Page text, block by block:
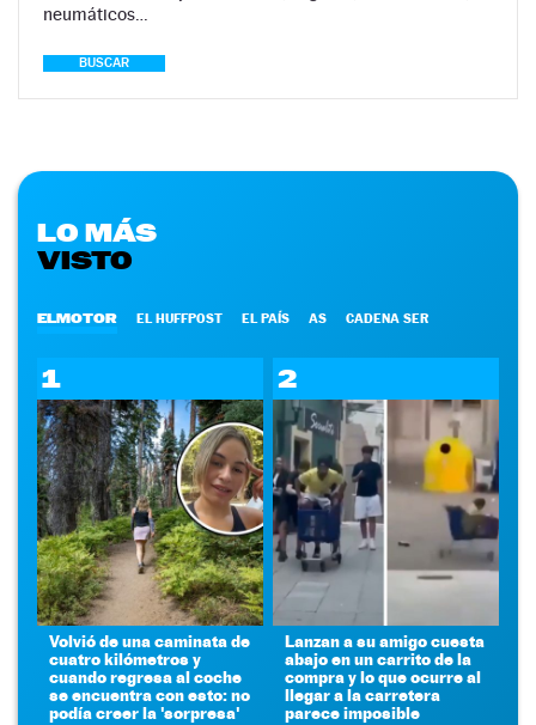
neumáticos…
BUSCAR
LO MÁS
VISTO
ELMOTOR EL HUFFPOST EL PAÍS AS CADENA SER
1
Volvió de una caminata de
cuatro kilómetros y
cuando regresa al coche
se encuentra con esto: no
podía creer la 'sorpresa'
2
Lanzan a su amigo cuesta
abajo en un carrito de la
compra y lo que ocurre al
llegar a la carretera
parece imposible